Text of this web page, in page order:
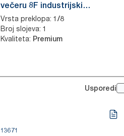
večeru 8F industrijski
kompostabilna
Vrsta preklopa: 1/8
Broj slojeva: 1
Kvaliteta: Premium
Usporedi
13671